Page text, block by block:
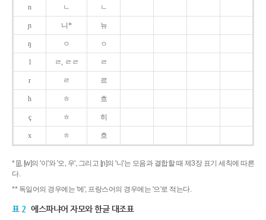
n ㄴ ㄴ
ɲ 니* 뉴
ŋ ㅇ ㅇ
l ㄹ, ㄹㄹ ㄹ
r ㄹ 르
h ㅎ 흐
ç ㅎ 히
x ㅎ 흐
* [j], [w]의 '이'와 '오, 우', 그리고 [ɲ]의 '니'는 모음과 결합할 때 제3장 표기 세칙에 따른
다.
** 독일어의 경우에는 '에', 프랑스어의 경우에는 '으'로 적는다.
표 2 에스파냐어 자모와 한글 대조표